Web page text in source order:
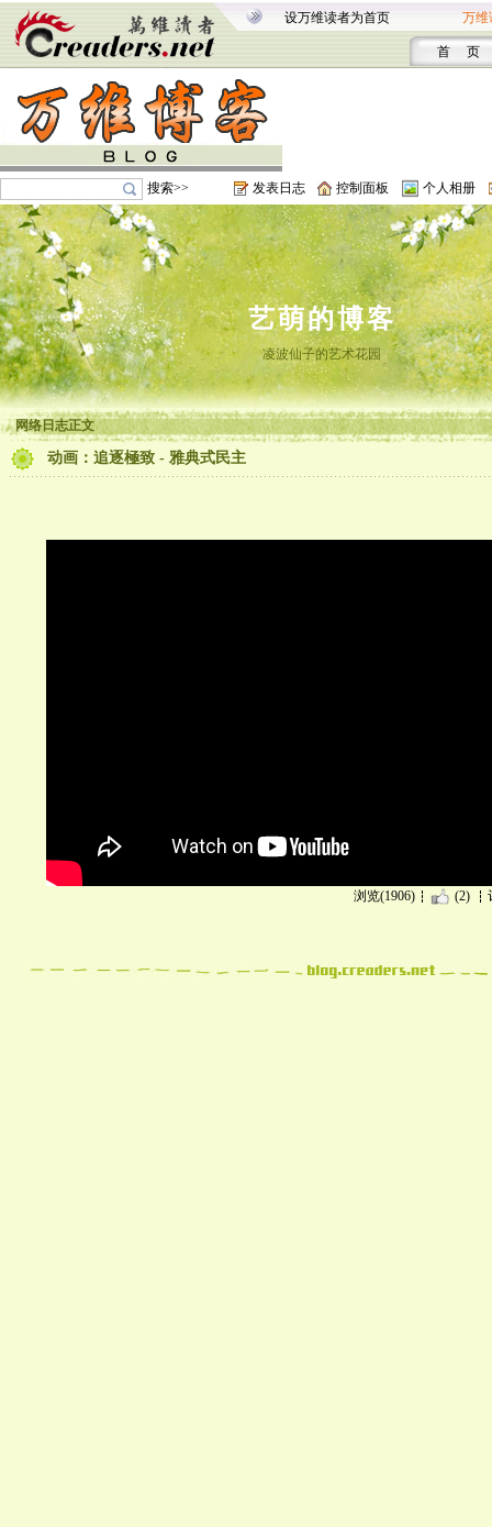
设万维读者为首页 万维
首 页
搜索>> 发表日志 控制面板 个人相册
艺萌的博客
凌波仙子的艺术花园
网络日志正文
动画：追逐極致 - 雅典式民主
浏览(1906) (2)